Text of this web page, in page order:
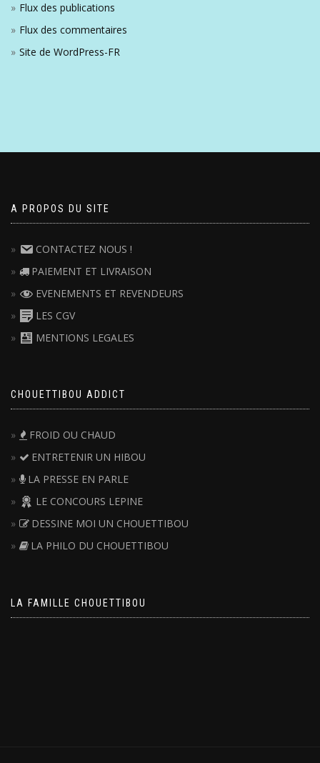
Flux des publications
Flux des commentaires
Site de WordPress-FR
A PROPOS DU SITE
CONTACTEZ NOUS !
PAIEMENT ET LIVRAISON
EVENEMENTS ET REVENDEURS
LES CGV
MENTIONS LEGALES
CHOUETTIBOU ADDICT
FROID OU CHAUD
ENTRETENIR UN HIBOU
LA PRESSE EN PARLE
LE CONCOURS LEPINE
DESSINE MOI UN CHOUETTIBOU
LA PHILO DU CHOUETTIBOU
LA FAMILLE CHOUETTIBOU